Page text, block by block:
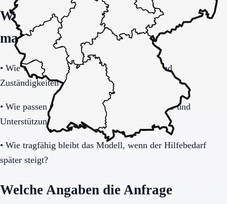
Welche Fragen den Unterschied
machen
• Wie verbindlich sind Betreuung, Präsenz und
Zuständigkeiten im Alltag geregelt?
• Wie passen Gemeinschaftsleben, Privatsphäre und
Unterstützungsbedarf zusammen?
• Wie tragfähig bleibt das Modell, wenn der Hilfebedarf
später steigt?
Welche Angaben die Anfrage